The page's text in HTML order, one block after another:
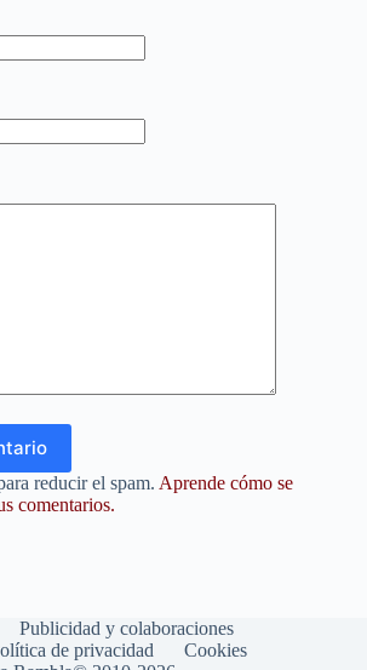
reducir el spam. Aprende cómo se
comentarios.
Publicidad y colaboraciones
de privacidad
Cookies